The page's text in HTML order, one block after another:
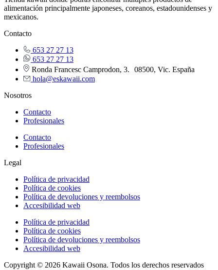
alimentación principalmente japoneses, coreanos, estadounidenses y
mexicanos.
Contacto
653 27 27 13
653 27 27 13
Ronda Francesc Camprodon, 3. 08500, Vic. España
hola@eskawaii.com
Nosotros
Contacto
Profesionales
Contacto
Profesionales
Legal
Política de privacidad
Política de cookies
Política de devoluciones y reembolsos
Accesibilidad web
Política de privacidad
Política de cookies
Política de devoluciones y reembolsos
Accesibilidad web
Copyright © 2026 Kawaii Osona. Todos los derechos reservados